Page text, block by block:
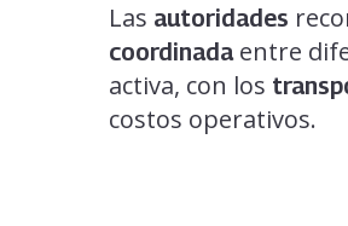
Las autoridades
coordinadaentre
activa, con los
costos operativos.